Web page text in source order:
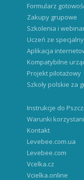
Formularz
Zakupy grupowe
Szkolenia i
Uczeń ze
Aplikacja
Kompatybilne
Projekt pilotażowy
Szkoły polskie za
Instrukcje do
Warunki
Kontakt
Levebee.com.ua
Levebee.com
Vcelka.cz
Vcielka.online